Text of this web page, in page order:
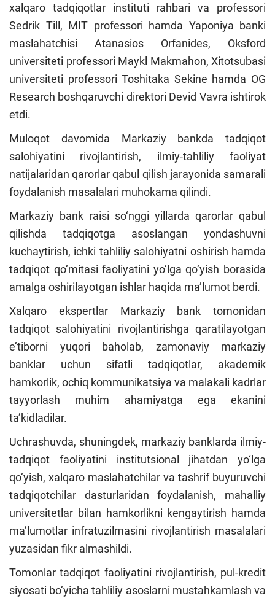
xalqaro tadqiqotlar instituti rahbari va professori
Sedrik Till, MIT professori hamda Yaponiya banki
maslahatchisi Atanasios Orfanides, Oksford
universiteti professori Maykl Makmahon, Xitotsubasi
universiteti professori Toshitaka Sekine hamda OG
Research boshqaruvchi direktori Devid Vavra ishtirok
etdi.
Muloqot davomida Markaziy bankda tadqiqot
salohiyatini rivojlantirish, ilmiy-tahliliy faoliyat
natijalaridan qarorlar qabul qilish jarayonida samarali
foydalanish masalalari muhokama qilindi.
Markaziy bank raisi so‘nggi yillarda qarorlar qabul
qilishda tadqiqotga asoslangan yondashuvni
kuchaytirish, ichki tahliliy salohiyatni oshirish hamda
tadqiqot qo‘mitasi faoliyatini yo‘lga qo‘yish borasida
amalga oshirilayotgan ishlar haqida ma’lumot berdi.
Xalqaro ekspertlar Markaziy bank tomonidan
tadqiqot salohiyatini rivojlantirishga qaratilayotgan
e’tiborni yuqori baholab, zamonaviy markaziy
banklar uchun sifatli tadqiqotlar, akademik
hamkorlik, ochiq kommunikatsiya va malakali kadrlar
tayyorlash muhim ahamiyatga ega ekanini
ta’kidladilar.
Uchrashuvda, shuningdek, markaziy banklarda ilmiy-
tadqiqot faoliyatini institutsional jihatdan yo‘lga
qo‘yish, xalqaro maslahatchilar va tashrif buyuruvchi
tadqiqotchilar dasturlaridan foydalanish, mahalliy
universitetlar bilan hamkorlikni kengaytirish hamda
ma’lumotlar infratuzilmasini rivojlantirish masalalari
yuzasidan fikr almashildi.
Tomonlar tadqiqot faoliyatini rivojlantirish, pul-kredit
siyosati bo‘yicha tahliliy asoslarni mustahkamlash va